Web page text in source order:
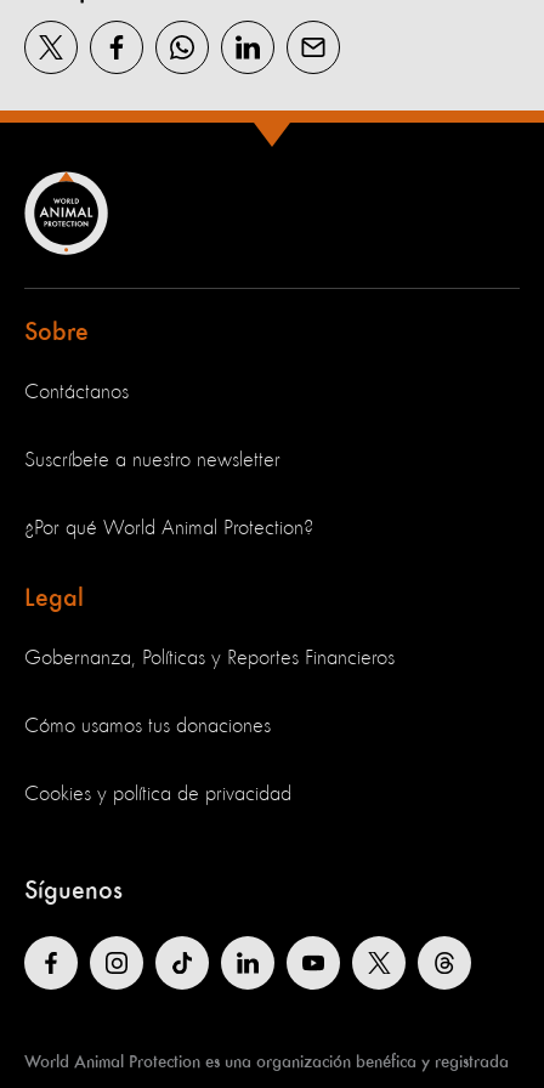
Sobre
Contáctanos
Suscríbete a nuestro newsletter
¿Por qué World Animal Protection?
Legal
Gobernanza, Políticas y Reportes Financieros
Cómo usamos tus donaciones
Cookies y política de privacidad
Síguenos
World Animal Protection es una organización benéfica y registrada